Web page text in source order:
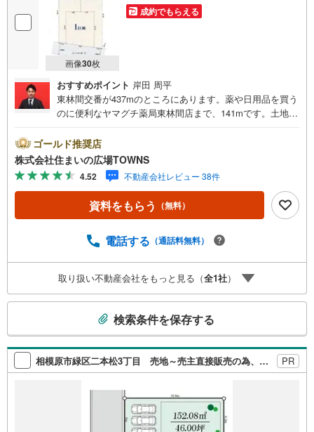
画像30枚
成約でもらえる
おすすめポイント 岸田 周平
東林間交番が437mのところにあります。薬や日用品を買う
のに便利なヤマグチ薬局東林間店まで、141mです。土地面
た街並みの第一種低層住居専用地域での生活はいかがです
か。売地をお探しの方に是非見て頂きたいイチオシの土地
です。徒歩5分の場所に駅があります。住みやすい環境の整
った住宅用地なのでおすすめです。【年中無休/9:00～21:0
0】人気物件は特にお問い合わせが集中するため、お早めに
お電話下さい。「室内・現地を見学する」ボタンよりご予
っております。○住宅ローンのご相談○ライフプランのシミ
せて頂きます！ /他社様掲載物件も併せてご紹介可能ですの
でお気軽にお問い合わせ下さい♪駐車場もございますの
ゴールド推奨店
株式会社住まいの広場TOWNS
4.52 不動産会社レビュー 38件
資料をもらう （無料）
電話する （通話料無料）
取り扱い不動産会社をもっと見る（全1社）
検
索
条
検索条件を保存する
相模原市緑区二本松3丁目 売地～売主直接販売の為、購入時の諸費用を抑えられます～ PR